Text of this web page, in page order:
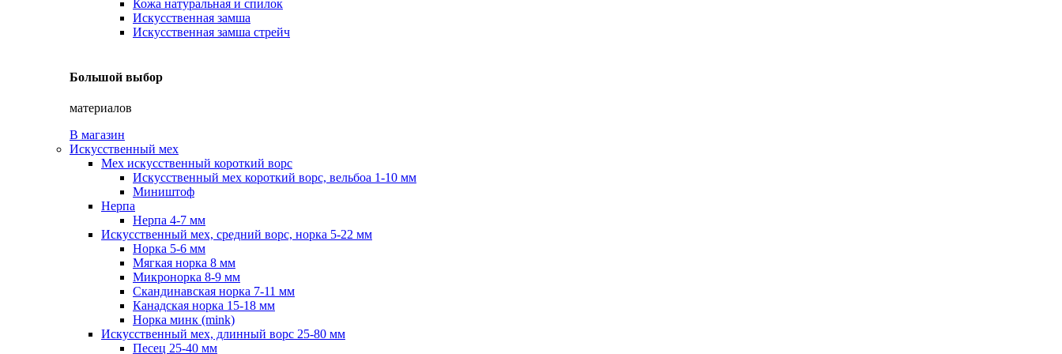
Кожа натуральная и спилок
Искусственная замша
Искусственная замша стрейч
Большой выбор
материалов
В магазин
Искусственный мех
Мех искусственный короткий ворс
Искусственный мех короткий ворс, вельбоа 1-10 мм
Миништоф
Нерпа
Нерпа 4-7 мм
Искусственный мех, средний ворс, норка 5-22 мм
Норка 5-6 мм
Мягкая норка 8 мм
Микронорка 8-9 мм
Скандинавская норка 7-11 мм
Канадская норка 15-18 мм
Норка минк (mink)
Искусственный мех, длинный ворс 25-80 мм
Песец 25-40 мм